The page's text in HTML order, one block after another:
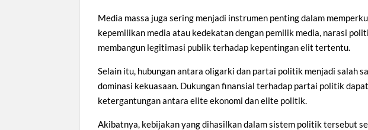
Media massa juga sering menjadi instrumen penting dalam
kepemilikan media atau kedekatan dengan pemilik media, narasi
membangun legitimasi publik terhadap kepentingan elit tertentu.
Selain itu, hubungan antara oligarki dan partai politik menjadi salah
dominasi kekuasaan. Dukungan finansial terhadap partai politik
ketergantungan antara elite ekonomi dan elite politik.
Akibatnya, kebijakan yang dihasilkan dalam sistem politik tersebut